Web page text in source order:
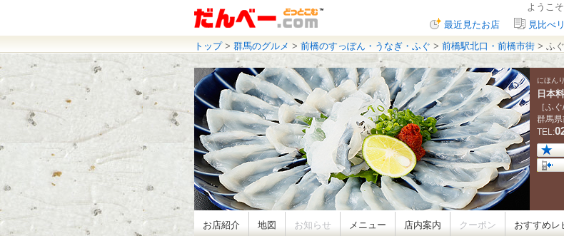
ようこ
見比べ
最近見たお店
トップ> 群馬のグルメ > 前橋のすっぽん・うなぎ・ふぐ > 前橋駅北口・前橋市街 > ふ
にほん
日本
［ふ
群馬県
TEL:
お店紹介 地図 お知らせ メニュー 店内案内 クーポン おすすめレ